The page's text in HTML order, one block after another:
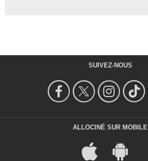
SUIVEZ-NOUS
ALLOCINÉ SUR MOBILE